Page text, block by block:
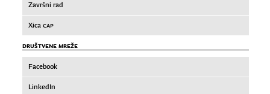
Završni rad
Xica CAP
DRUŠTVENE MREŽE
Facebook
LinkedIn